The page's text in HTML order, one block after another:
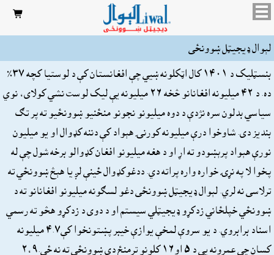

لېوال ډيجيټل ښوونځى
بنسټليک د ١٤٠١ کال اټکلونه ښيي چې افغانستان کې د لوستيا کچه ٣٧٪
ده. د ٤٢ ميليونه افغانانو څخه ٢٦ ميليونه يې ليک لوست نشي کولاى، نوي
سياسي بدلون سره نژدې د دوه ميليونو نجونو منځنيو ښوونځيو ته پر تګ
بنديز دى. شاوخوا درې ميليونه کورنۍ هېواد کې دننه کډوال او يو ميليون
نورې هېواد پرېښودو ته اړ او د هغه ميليونو افغان کډوالو برخه شول چې له
پخوا لا په نړۍ خواره واره پراته دي. ددغوکډوال ځينې لږ يا هېڅ ښوونځي ته
ترلاسى نه لري. لېوال ډيجيټل ښوونځى دغو لسګونه ميليونو افغانانو ته د
ښوونځي خپلځاني زدکړو ډيجيټلي سيستم او د دوى د زدکړو هڅو ته رسمي
اسناد برابروي. د يو سروې لمخې يوازې خيبر پښتونخوا کې۴.۷ ميليونه
کسان چې عمرونه يې د ٥ او١٦ کلونو ترمنځ دي ښوونځي ته نه ځي.۲،۹